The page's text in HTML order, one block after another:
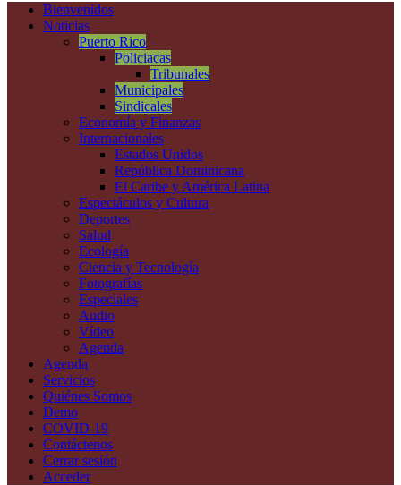
Bienvenidos
Noticias
Puerto Rico
Policiacas
Tribunales
Municipales
Sindicales
Economía y Finanzas
Internacionales
Estados Unidos
República Dominicana
El Caribe y América Latina
Espectáculos y Cultura
Deportes
Salud
Ecología
Ciencia y Tecnología
Fotografías
Especiales
Audio
Vídeo
Agenda
Agenda
Servicios
Quiénes Somos
Demo
COVID-19
Contáctenos
Cerrar sesión
Acceder